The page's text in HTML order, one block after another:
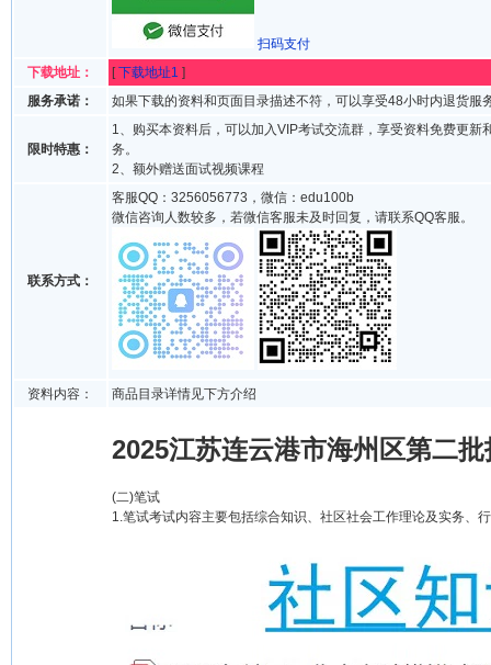
扫码支付
下载地址：
[下载地址1 ]
服务承诺：
如果下载的资料和页面目录描述不符，可以享受48小时内退货服
限时特惠：
1、购买本资料后，可以加入VIP考试交流群，享受资料免费更新
务。
2、额外赠送面试视频课程
联系方式：
客服QQ：3256056773，微信：edu100b
微信咨询人数较多，若微信客服未及时回复，请联系QQ客服。
资料内容： 商品目录详情见下方介绍
2025江苏连云港市海州区第二
(二)笔试
1.笔试考试内容主要包括综合知识、社区社会工作理论及实务、